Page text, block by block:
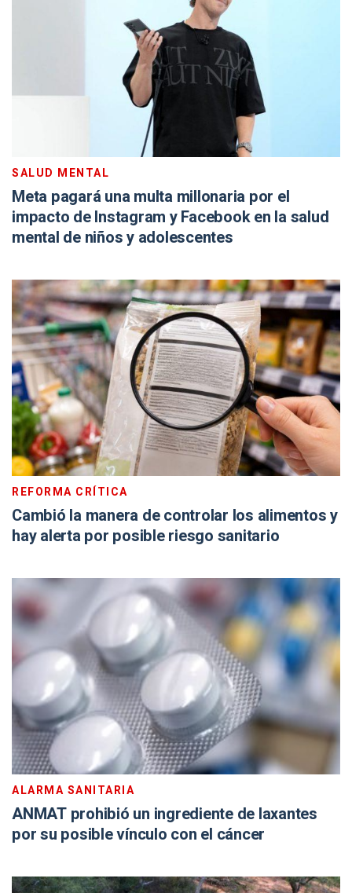
SALUD MENTAL
Meta pagará una multa millonaria por el
impacto de Instagram y Facebook en la salud
mental de niños y adolescentes
REFORMA CRÍTICA
Cambió la manera de controlar los alimentos y
hay alerta por posible riesgo sanitario
ALARMA SANITARIA
ANMAT prohibió un ingrediente de laxantes
por su posible vínculo con el cáncer